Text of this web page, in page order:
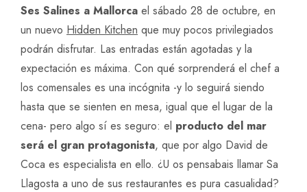
Ses Salines a Mallorca el sábado 28 de octubre, en
un nuevo Hidden Kitchen que muy pocos privilegiados
podrán disfrutar. Las entradas están agotadas y la
expectación es máxima. Con qué sorprenderá el chef a
los comensales es una incógnita -y lo seguirá siendo
hasta que se sienten en mesa, igual que el lugar de la
cena- pero algo sí es seguro: el producto del mar
será el gran protagonista, que por algo David de
Coca es especialista en ello. ¿U os pensabais llamar Sa
Llagosta a uno de sus restaurantes es pura casualidad?